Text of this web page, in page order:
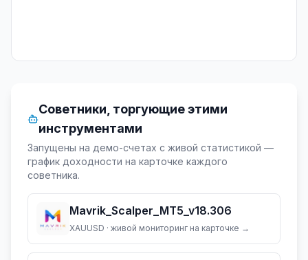
Советники, торгующие этими
инструментами
Запущены на демо-счетах с живой статистикой —
график доходности на карточке каждого
советника.
Mavrik_Scalper_MT5_v18.306
XAUUSD · живой мониторинг на карточке →